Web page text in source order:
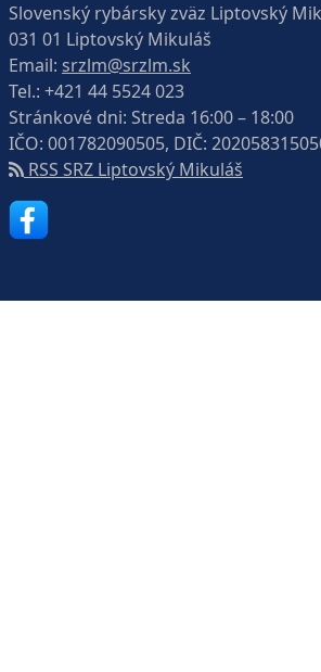
Slovenský rybársky zväz Liptovský
031 01 Liptovský Mikuláš
Email: srzlm@srzlm.sk
Tel.: +421 44 5524 023
Stránkové dni: Streda 16:00 – 18:00
IČO: 001782090505, DIČ:
RSS SRZ Liptovský Mikuláš